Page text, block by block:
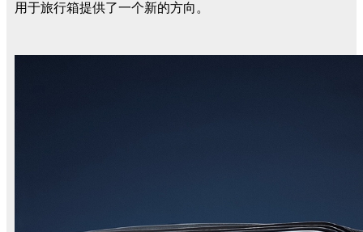
用于旅行箱提供了一个新的方向。